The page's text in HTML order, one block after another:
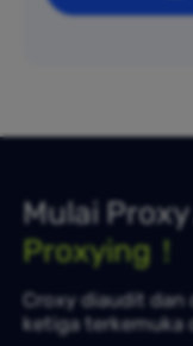
Mulai
Proxying！
Croxy diaudit dan
ketiga terkemuka